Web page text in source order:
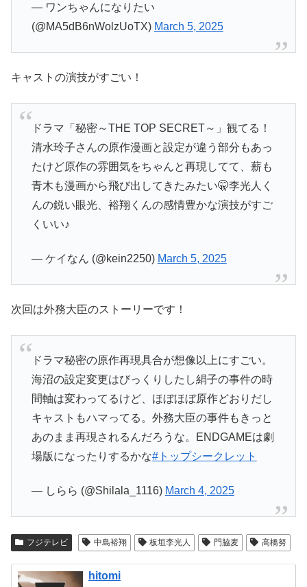
— ワンちゃんになりたい
(@MA5dB6nWolzUoTX) March 5, 2025
キャストの演技がすごい！
ドラマ「秘密～THE TOP SECRET～」観てる！
清水玲子さんの原作漫画と設定が違う部分もあっ
たけど原作の雰囲気をちゃんと再現してて、薪も
青木も漫画から飛び出してきたみたい🤫李光人く
んの鋭い眼光、裕翔くんの感情豊かな演技がすご
くいい♪
— ケイなん (@kein2250) March 5, 2025
次回は外務大臣のストーリーです！
ドラマ秘密の原作再現具合が想像以上にすごい。
海沼の設定変更はびっくりしたし絹子の事件の時
間軸は変わってるけど、ほぼほぼ原作どおりだし
キャストもハマってる。外務大臣の事件もきっと
あのまま再現されるんだろうな。ENDGAMEは劇
場版になったりするかな#トップシークレット
— しらら (@Shilala_1116) March 4, 2025
フジテレビ 中島裕翔 板垣李光人 門脇麦 高橋努
hitomi